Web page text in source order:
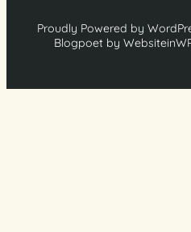
Proudly Powered by
Blogpoet by